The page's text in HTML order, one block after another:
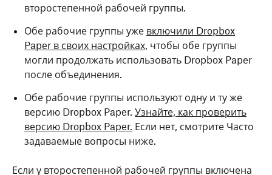
второстепенной рабочей группы.
Обе рабочие группы уже включили Dropbox
Paper в своих настройках, чтобы обе группы
могли продолжать использовать Dropbox Paper
после объединения.
Обе рабочие группы используют одну и ту же
версию Dropbox Paper. Узнайте, как проверить
версию Dropbox Paper. Если нет, смотрите Часто
задаваемые вопросы ниже.
Если у второстепенной рабочей группы включена